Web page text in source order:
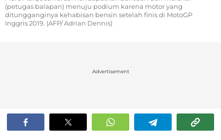
(petugas balapan) menuju podium karena motor yang
ditungganginya kehabisan bensin setelah finis di MotoGP
Inggris 2019. (AFP/ Adrian Dennis)
Advertisement